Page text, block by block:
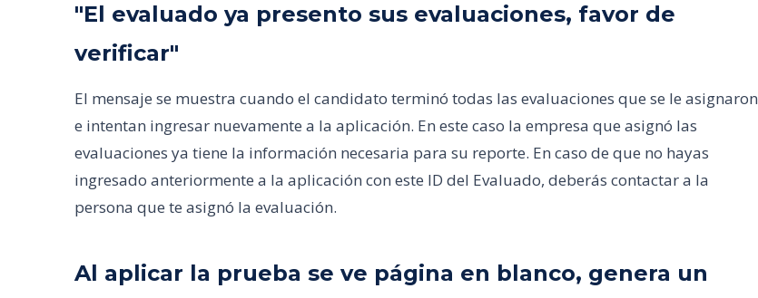
"El evaluado ya presento sus evaluaciones, favor de
verificar"
El mensaje se muestra cuando el candidato terminó todas las evaluaciones que se le asignaron
e intentan ingresar nuevamente a la aplicación. En este caso la empresa que asignó las
evaluaciones ya tiene la información necesaria para su reporte. En caso de que no hayas
ingresado anteriormente a la aplicación con este ID del Evaluado, deberás contactar a la
persona que te asignó la evaluación.
Al aplicar la prueba se ve página en blanco, genera un